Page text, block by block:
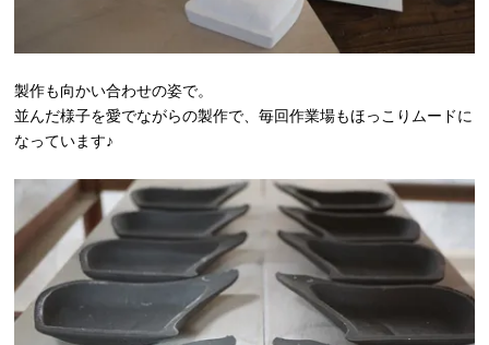
製作も向かい合わせの姿で。
並んだ様子を愛でながらの製作で、毎回作業場もほっこりムードに
なっています♪